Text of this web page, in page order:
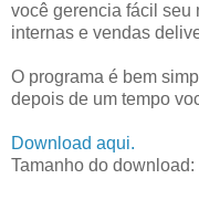
você gerencia fácil seu
internas e vendas
O programa é bem
depois de um tempo
Download aqui.
Tamanho do download: